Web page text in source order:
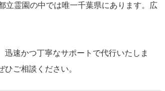
立霊園の中では唯一千葉県にあります。広
速かつ丁寧なサポートで代行いたしま
ご相談ください。